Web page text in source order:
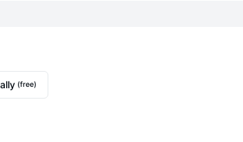
(free)